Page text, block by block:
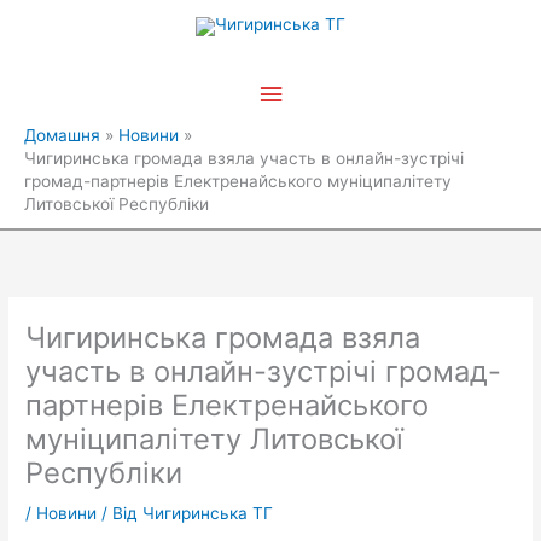
Головне
Домашня
Новини
Чигиринська громада взяла участь в онлайн-зустрічі
громад-партнерів Електренайського муніципалітету
Литовської Республіки
Чигиринська громада взяла
участь в онлайн-зустрічі громад-
партнерів Електренайського
муніципалітету Литовської
Республіки
/ Новини / Від Чигиринська ТГ